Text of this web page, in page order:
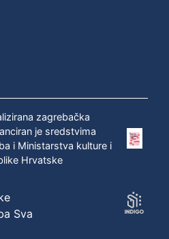
zagrebačka
je sredstvima
i Ministarstva kulture i
Hrvatske
Sva